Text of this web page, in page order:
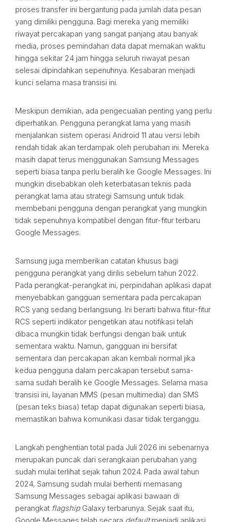
proses transfer ini bergantung pada jumlah data pesan
yang dimiliki pengguna. Bagi mereka yang memiliki
riwayat percakapan yang sangat panjang atau banyak
media, proses pemindahan data dapat memakan waktu
hingga sekitar 24 jam hingga seluruh riwayat pesan
selesai dipindahkan sepenuhnya. Kesabaran menjadi
kunci selama masa transisi ini.
Meskipun demikian, ada pengecualian penting yang perlu
diperhatikan. Pengguna perangkat lama yang masih
menjalankan sistem operasi Android 11 atau versi lebih
rendah tidak akan terdampak oleh perubahan ini. Mereka
masih dapat terus menggunakan Samsung Messages
seperti biasa tanpa perlu beralih ke Google Messages. Ini
mungkin disebabkan oleh keterbatasan teknis pada
perangkat lama atau strategi Samsung untuk tidak
membebani pengguna dengan perangkat yang mungkin
tidak sepenuhnya kompatibel dengan fitur-fitur terbaru
Google Messages.
Samsung juga memberikan catatan khusus bagi
pengguna perangkat yang dirilis sebelum tahun 2022.
Pada perangkat-perangkat ini, perpindahan aplikasi dapat
menyebabkan gangguan sementara pada percakapan
RCS yang sedang berlangsung. Ini berarti bahwa fitur-fitur
RCS seperti indikator pengetikan atau notifikasi telah
dibaca mungkin tidak berfungsi dengan baik untuk
sementara waktu. Namun, gangguan ini bersifat
sementara dan percakapan akan kembali normal jika
kedua pengguna dalam percakapan tersebut sama-
sama sudah beralih ke Google Messages. Selama masa
transisi ini, layanan MMS (pesan multimedia) dan SMS
(pesan teks biasa) tetap dapat digunakan seperti biasa,
memastikan bahwa komunikasi dasar tidak terganggu.
Langkah penghentian total pada Juli 2026 ini sebenarnya
merupakan puncak dari serangkaian perubahan yang
sudah mulai terlihat sejak tahun 2024. Pada awal tahun
2024, Samsung sudah mulai berhenti memasang
Samsung Messages sebagai aplikasi bawaan di
perangkat flagshipGalaxy terbarunya. Sejak saat itu,